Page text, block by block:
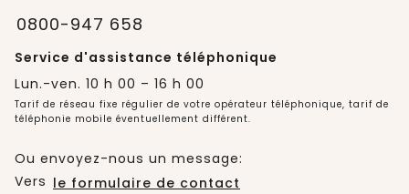
0800-947 658
Service d'assistance téléphonique
Lun.-ven. 10 h 00 – 16 h 00
Tarif de réseau fixe régulier de votre opérateur téléphonique, tarif de
téléphonie mobile éventuellement différent.
Ou envoyez-nous un message:
Vers le formulaire de contact